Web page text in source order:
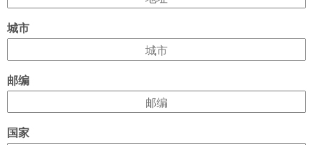
城市
邮编
国家